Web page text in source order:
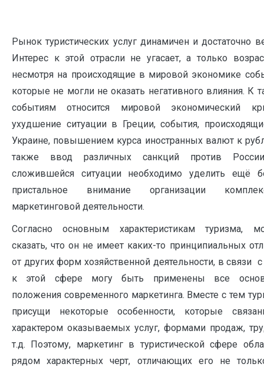
Рынок туристических услуг динамичен и достаточно
Интерес к этой отрасли не угасает, а только
несмотря на происходящие в мировой экономике
которые не могли не оказать негативного влияния. К
событиям относится мировой экономический
ухудшение ситуации в Греции, события,
Украине, повышением курса иностранных валют к
также ввод различных санкций против
сложившейся ситуации необходимо уделить ещё
пристальное внимание организации
маркетинговой деятельности.
Согласно основным характеристикам туризма,
сказать, что он не имеет каких-то принципиальных
от других форм хозяйственной деятельности, в связи
к этой сфере могу быть применены все
положения современного маркетинга. Вместе с тем
присущи некоторые особенности, которые
характером оказываемых услуг, формами продаж,
т.д. Поэтому, маркетинг в туристической сфере
рядом характерных черт, отличающих его не